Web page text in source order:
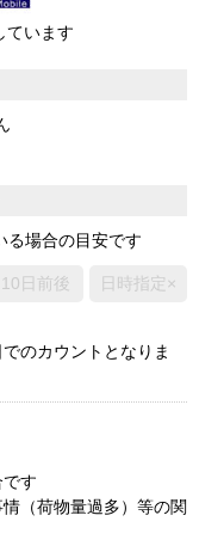
ています
場合の目安です
10日前後 日時指定×
のカウントとなりま
す
（荷物量過多）等の関